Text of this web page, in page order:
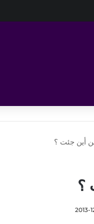
أين جئت ؟
؟
2013-